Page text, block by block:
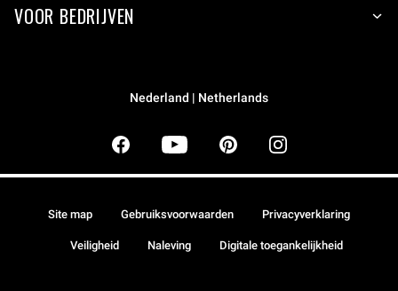
VOOR BEDRIJVEN
Nederland | Netherlands
Site map Gebruiksvoorwaarden Privacyverklaring
Veiligheid Naleving Digitale toegankelijkheid